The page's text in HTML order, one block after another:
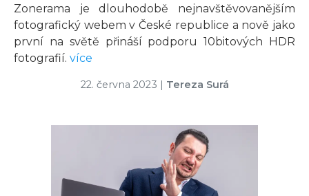
Zonerama je dlouhodobě nejnavštěvovanějším
fotografický webem v České republice a nově jako
první na světě přináší podporu 10bitových HDR
fotografií. více
22. června 2023 | Tereza Surá